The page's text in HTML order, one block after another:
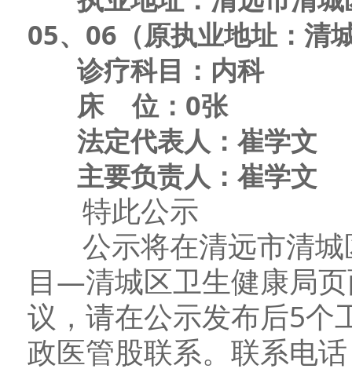
05、06 （原执业地址：
诊疗科目：内科
床 位：0张
法定代表人： 崔学文
主要负责人： 崔学文
特此公示
公示将在清远市清城
目—清城区卫生健康局
议，请在公示发布后5个
政医管股联系。联系电